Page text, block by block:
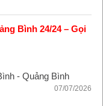
Bình 24/24 – Gọi
- Quảng Bình
07/07/2026